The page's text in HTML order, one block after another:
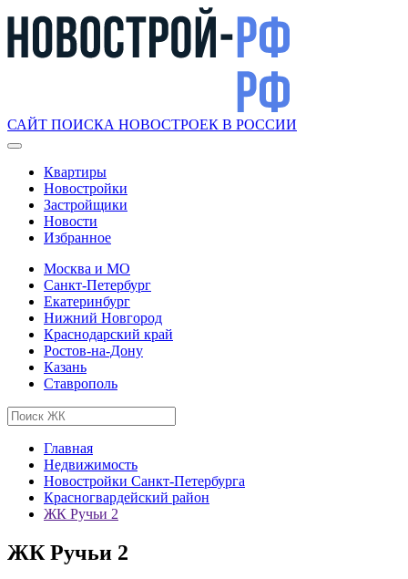
САЙТ ПОИСКА НОВОСТРОЕК В РОССИИ
Квартиры
Новостройки
Застройщики
Новости
Избранное
Москва и МО
Санкт-Петербург
Екатеринбург
Нижний Новгород
Краснодарский край
Ростов-на-Дону
Казань
Ставрополь
Главная
Недвижимость
Новостройки Санкт-Петербурга
Красногвардейский район
ЖК Ручьи 2
ЖК Ручьи 2